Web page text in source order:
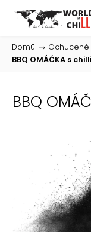
Domů /
BBQ OMÁČKA s
BBQ